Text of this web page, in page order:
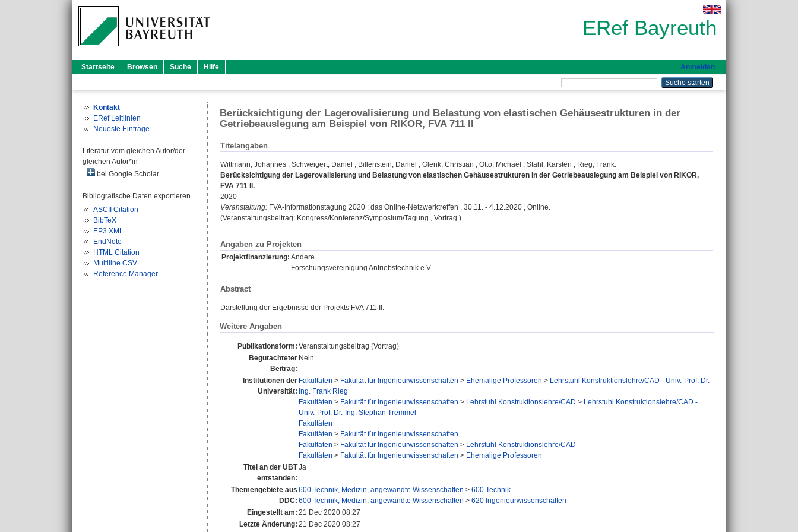
ERef Bayreuth
Startseite Browsen Suche Hilfe Anmelden
Kontakt
ERef Leitlinien
Neueste Einträge
Literatur vom gleichen Autor/der
gleichen Autor*in
bei Google Scholar
Bibliografische Daten exportieren
ASCII Citation
BibTeX
EP3 XML
EndNote
HTML Citation
Multiline CSV
Reference Manager
Berücksichtigung der Lagerovalisierung und Belastung von elastischen Gehäusestrukturen in der
Getriebeauslegung am Beispiel von RIKOR, FVA 711 II
Titelangaben
Wittmann, Johannes ; Schweigert, Daniel ; Billenstein, Daniel ; Glenk, Christian ; Otto, Michael ; Stahl, Karsten ; Rieg, Frank:
Berücksichtigung der Lagerovalisierung und Belastung von elastischen Gehäusestrukturen in der Getriebeauslegung am Beispiel von RIKOR,
FVA 711 II.
2020
Veranstaltung: FVA-Informationstagung 2020 : das Online-Netzwerktreffen , 30.11. - 4.12.2020 , Online.
(Veranstaltungsbeitrag: Kongress/Konferenz/Symposium/Tagung , Vortrag )
Angaben zu Projekten
Projektfinanzierung: Andere
Forschungsvereinigung Antriebstechnik e.V.
Abstract
Darstellung der Ergebnisse der Projekts FVA 711 II.
Weitere Angaben
Publikationsform: Veranstaltungsbeitrag (Vortrag)
Begutachteter
Beitrag:
Nein
Institutionen der
Universität:
Fakultäten > Fakultät für Ingenieurwissenschaften > Ehemalige Professoren > Lehrstuhl Konstruktionslehre/CAD - Univ.-Prof. Dr.-
Ing. Frank Rieg
Fakultäten > Fakultät für Ingenieurwissenschaften > Lehrstuhl Konstruktionslehre/CAD > Lehrstuhl Konstruktionslehre/CAD -
Univ.-Prof. Dr.-Ing. Stephan Tremmel
Fakultäten
Fakultäten > Fakultät für Ingenieurwissenschaften
Fakultäten > Fakultät für Ingenieurwissenschaften > Lehrstuhl Konstruktionslehre/CAD
Fakultäten > Fakultät für Ingenieurwissenschaften > Ehemalige Professoren
Titel an der UBT
entstanden:
Ja
Themengebiete aus
DDC:
600 Technik, Medizin, angewandte Wissenschaften > 600 Technik
600 Technik, Medizin, angewandte Wissenschaften > 620 Ingenieurwissenschaften
Eingestellt am: 21 Dec 2020 08:27
Letzte Änderung: 21 Dec 2020 08:27